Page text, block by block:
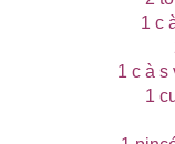
1 c
1 c à s
1